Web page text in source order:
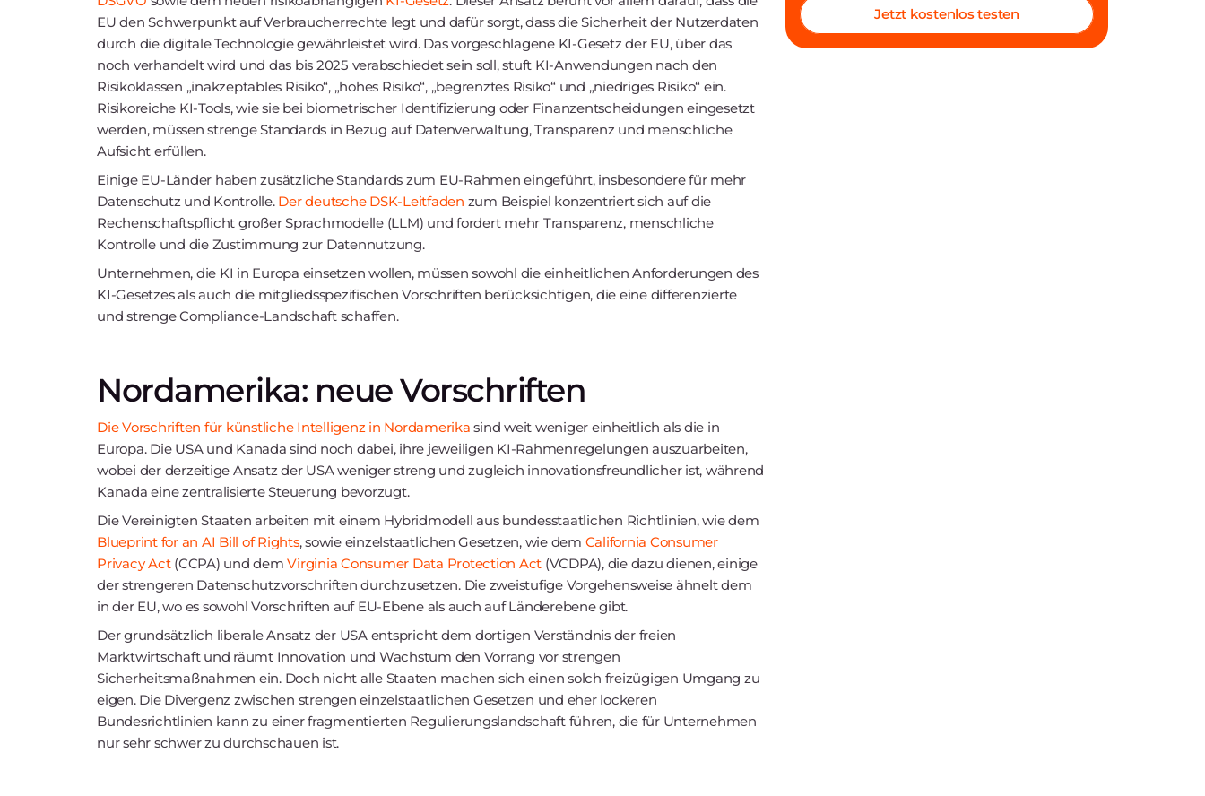
EU den Schwerpunkt auf Verbraucherrechte legt und dafür sorgt, dass die Sicherheit der Nutzerdaten
durch die digitale Technologie gewährleistet wird. Das vorgeschlagene KI-Gesetz der EU, über das
noch verhandelt wird und das bis 2025 verabschiedet sein soll, stuft KI-Anwendungen nach den
Risikoklassen „inakzeptables Risiko“, „hohes Risiko“, „begrenztes Risiko“ und „niedriges Risiko“ ein.
Risikoreiche KI-Tools, wie sie bei biometrischer Identifizierung oder Finanzentscheidungen eingesetzt
werden, müssen strenge Standards in Bezug auf Datenverwaltung, Transparenz und menschliche
Aufsicht erfüllen.
Einige EU-Länder haben zusätzliche Standards zum EU-Rahmen eingeführt, insbesondere für mehr
Datenschutz und Kontrolle. Der deutsche DSK-Leitfaden zum Beispiel konzentriert sich auf die
Rechenschaftspflicht großer Sprachmodelle (LLM) und fordert mehr Transparenz, menschliche
Kontrolle und die Zustimmung zur Datennutzung.
Unternehmen, die KI in Europa einsetzen wollen, müssen sowohl die einheitlichen Anforderungen des
KI-Gesetzes als auch die mitgliedsspezifischen Vorschriften berücksichtigen, die eine differenzierte
und strenge Compliance-Landschaft schaffen.
Nordamerika: neue Vorschriften
Die Vorschriften für künstliche Intelligenz in Nordamerika sind weit weniger einheitlich als die in
Europa. Die USA und Kanada sind noch dabei, ihre jeweiligen KI-Rahmenregelungen auszuarbeiten,
wobei der derzeitige Ansatz der USA weniger streng und zugleich innovationsfreundlicher ist, während
Kanada eine zentralisierte Steuerung bevorzugt.
Die Vereinigten Staaten arbeiten mit einem Hybridmodell aus bundesstaatlichen Richtlinien, wie dem
Blueprint for an AI Bill of Rights, sowie einzelstaatlichen Gesetzen, wie dem California Consumer
Privacy Act(CCPA) und demVirginia Consumer Data Protection Act (VCDPA), die dazu dienen, einige
der strengeren Datenschutzvorschriften durchzusetzen. Die zweistufige Vorgehensweise ähnelt dem
in der EU, wo es sowohl Vorschriften auf EU-Ebene als auch auf Länderebene gibt.
Der grundsätzlich liberale Ansatz der USA entspricht dem dortigen Verständnis der freien
Marktwirtschaft und räumt Innovation und Wachstum den Vorrang vor strengen
Sicherheitsmaßnahmen ein. Doch nicht alle Staaten machen sich einen solch freizügigen Umgang zu
eigen. Die Divergenz zwischen strengen einzelstaatlichen Gesetzen und eher lockeren
Bundesrichtlinien kann zu einer fragmentierten Regulierungslandschaft führen, die für Unternehmen
nur sehr schwer zu durchschauen ist.
Jetzt kostenlos testen